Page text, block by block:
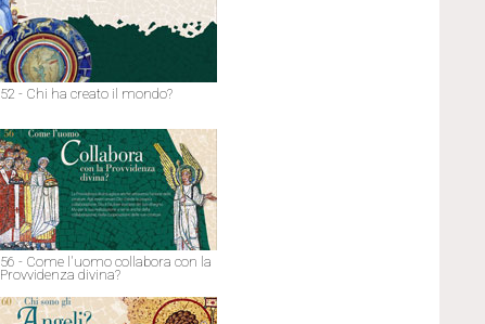
52 - Chi ha creato il mondo?
56 - Come l'uomo collabora con la
Provvidenza divina?